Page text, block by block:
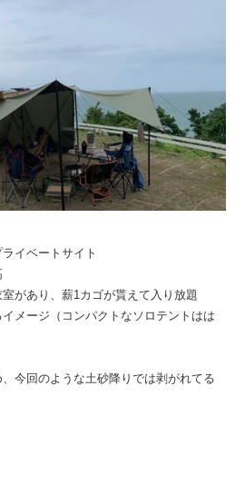
イベートサイト
があり、薪1カゴが貰えて入り放題
メージ（コンパクトなソロテントはは
今回のような土砂降りでは剥がれてる